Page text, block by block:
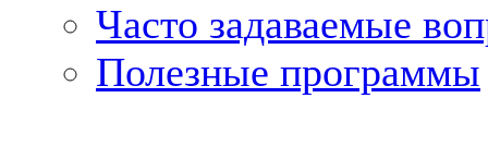
Часто задаваемые
Полезные программы